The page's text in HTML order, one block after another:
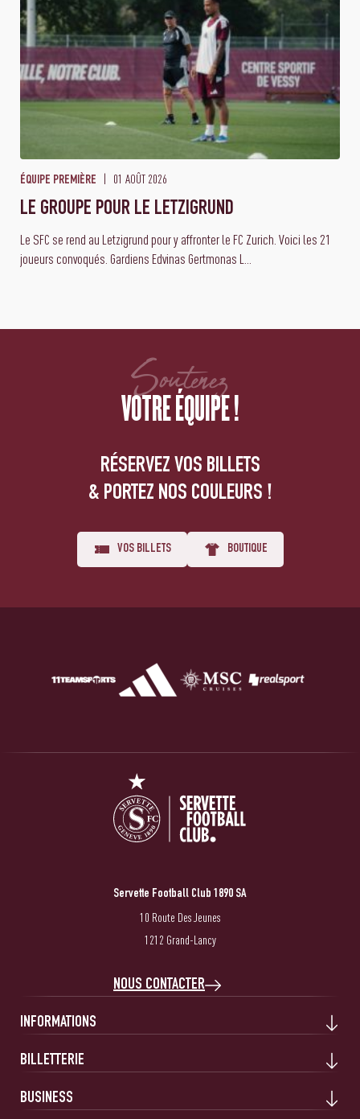
ÉQUIPE PREMIÈRE 01 AOÛT 2026
LE GROUPE POUR LE LETZIGRUND
Le SFC se rend au Letzigrund pour y affronter le FC Zurich. Voici les 21
joueurs convoqués. Gardiens Edvinas Gertmonas L...
Soutenez
VOTRE ÉQUIPE !
RÉSERVEZ VOS BILLETS
& PORTEZ NOS COULEURS !
VOS BILLETS BOUTIQUE
Servette Football Club 1890 SA
10 Route Des Jeunes
1212 Grand-Lancy
NOUS CONTACTER
INFORMATIONS
BILLETTERIE
BUSINESS